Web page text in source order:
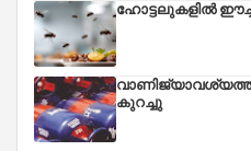
ഹോട്ടലുകളിൽ
കുറച്ചു